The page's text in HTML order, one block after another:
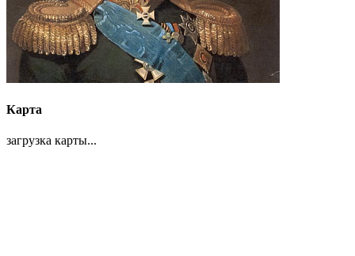
Карта
загрузка карты...